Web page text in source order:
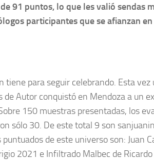
91 puntos, lo que les valió sendas
participantes que se afianzan en
tiene para seguir celebrando. Esta vez
de Autor conquistó en Mendoza a un
150 muestras presentadas, los
sólo 30. De este total 9 son
puntuados de este universo son: Juan
2021 e Infiltrado Malbec de